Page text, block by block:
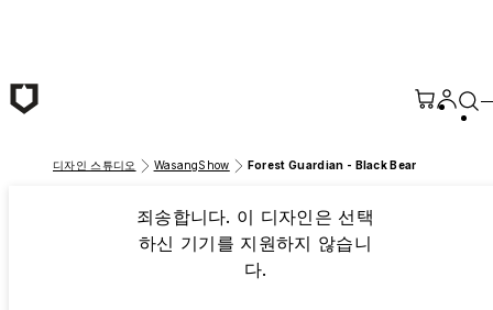
디자인 스튜디오 WasangShow Forest Guardian - Black Bear
죄송합니다. 이 디자인은 선택
하신 기기를 지원하지 않습니
다.